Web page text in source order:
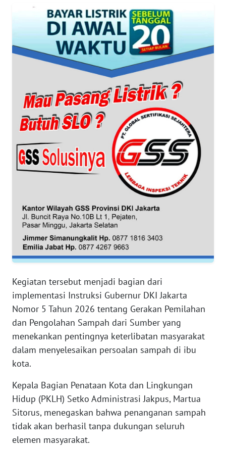
Kegiatan tersebut menjadi bagian dari
implementasi Instruksi Gubernur DKI Jakarta
Nomor 5 Tahun 2026 tentang Gerakan Pemilahan
dan Pengolahan Sampah dari Sumber yang
menekankan pentingnya keterlibatan masyarakat
dalam menyelesaikan persoalan sampah di ibu
kota.
Kepala Bagian Penataan Kota dan Lingkungan
Hidup (PKLH) Setko Administrasi Jakpus, Martua
Sitorus, menegaskan bahwa penanganan sampah
tidak akan berhasil tanpa dukungan seluruh
elemen masyarakat.
WN
WN
NTT
WN
KEPRI
WN
WN
PAPUA
BARAT
WN
RIAU
WN
SERAMBI
JAMBI
WN
WN
NTB
WN